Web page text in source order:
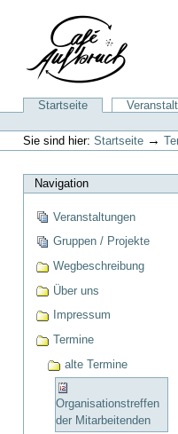
Navigation
SektionenStartseite
Benutzerspezifische
Werkzeuge
Sie sind hier: Startseite →
Navigation
Veranstaltungen
Gruppen / Projekte
Wegbeschreibung
Über uns
Impressum
Termine
alte Termine
Organisationstreffen
der Mitarbeitenden